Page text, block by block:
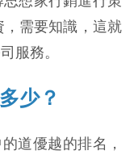
需要知識，這就
服務。
少？
道優越的排名，